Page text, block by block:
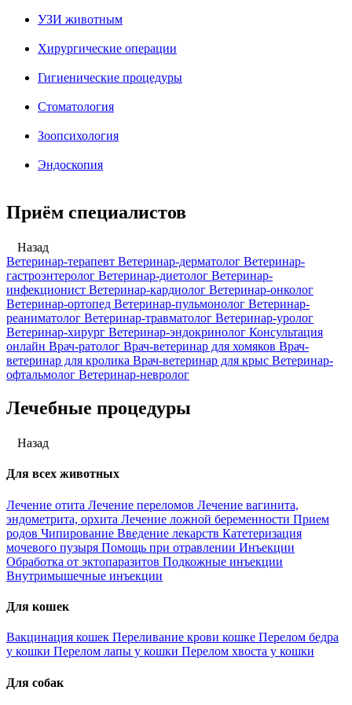
УЗИ животным
Хирургические операции
Гигиенические процедуры
Стоматология
Зоопсихология
Эндоскопия
Приём специалистов
Назад
Ветеринар-терапевт Ветеринар-дерматолог Ветеринар-
гастроэнтеролог Ветеринар-диетолог Ветеринар-
инфекционист Ветеринар-кардиолог Ветеринар-онколог
Ветеринар-ортопед Ветеринар-пульмонолог Ветеринар-
реаниматолог Ветеринар-травматолог Ветеринар-уролог
Ветеринар-хирург Ветеринар-эндокринолог Консультация
онлайн Врач-ратолог Врач-ветеринар для хомяков Врач-
ветеринар для кролика Врач-ветеринар для крыс Ветеринар-
офтальмолог Ветеринар-невролог
Лечебные процедуры
Назад
Для всех животных
Лечение отита Лечение переломов Лечение вагинита,
эндометрита, орхита Лечение ложной беременности Прием
родов Чипирование Введение лекарств Катетеризация
мочевого пузыря Помощь при отравлении Инъекции
Обработка от эктопаразитов Подкожные инъекции
Внутримышечные инъекции
Для кошек
Вакцинация кошек Переливание крови кошке Перелом бедра
у кошки Перелом лапы у кошки Перелом хвоста у кошки
Для собак